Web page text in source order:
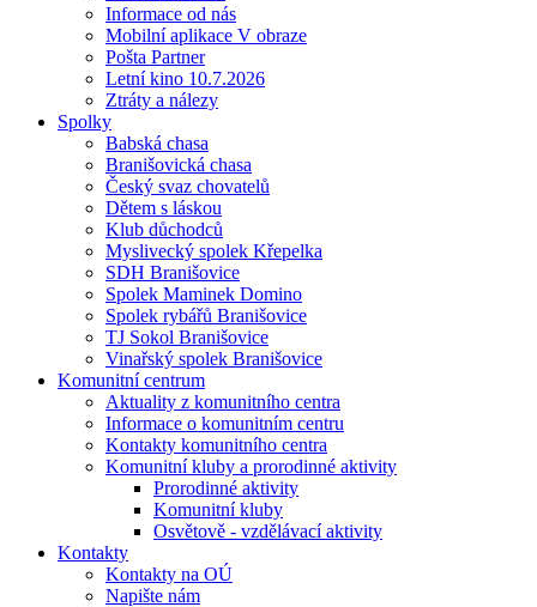
Informace od nás
Mobilní aplikace V obraze
Pošta Partner
Letní kino 10.7.2026
Ztráty a nálezy
Spolky
Babská chasa
Branišovická chasa
Český svaz chovatelů
Dětem s láskou
Klub důchodců
Myslivecký spolek Křepelka
SDH Branišovice
Spolek Maminek Domino
Spolek rybářů Branišovice
TJ Sokol Branišovice
Vinařský spolek Branišovice
Komunitní centrum
Aktuality z komunitního centra
Informace o komunitním centru
Kontakty komunitního centra
Komunitní kluby a prorodinné aktivity
Prorodinné aktivity
Komunitní kluby
Osvětově - vzdělávací aktivity
Kontakty
Kontakty na OÚ
Napište nám